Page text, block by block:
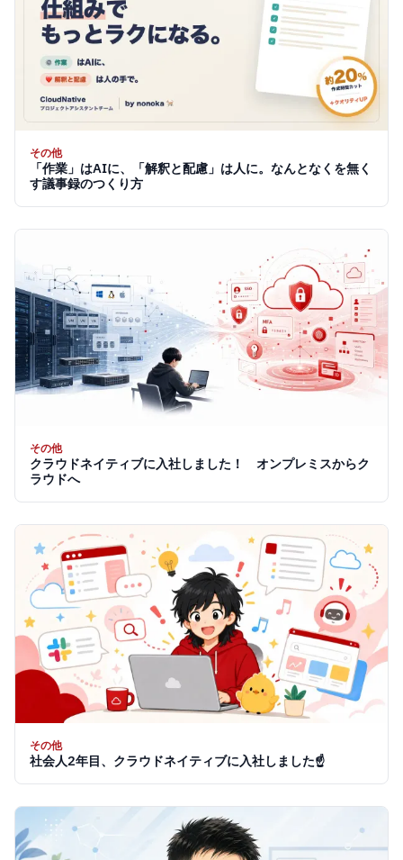
その他
「作業」はAIに、「解釈と配慮」は人に。なんとなくを無く
す議事録のつくり方
その他
クラウドネイティブに入社しました！ オンプレミスからク
ラウドへ
その他
社会人2年目、クラウドネイティブに入社しました☝️